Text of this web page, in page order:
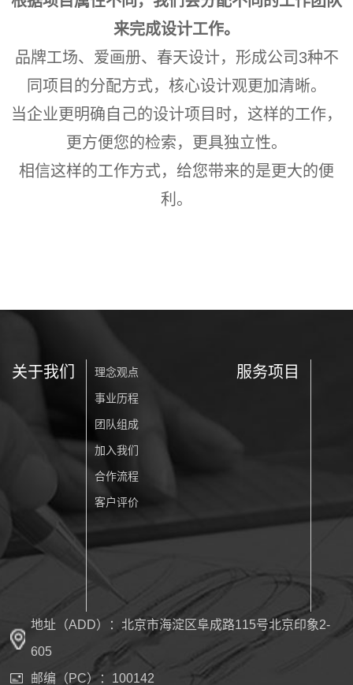
来完成设计工作。
品牌工场、 爱画册、春天设计，形成公司3种不
同项目的分配方式，核心设计观更加清晰。
当企业更明确自己的设计项目时，这样的工作，
更方便您的检索，更具独立性。
相信这样的工作方式，给您带来的是更大的便
利。
关于我们 理念观点
事业历程
团队组成
加入我们
合作流程
客户评价
服务项目
地址（ADD）：北京市海淀区阜成路115号北京印象2-
605
邮编（PC）：100142